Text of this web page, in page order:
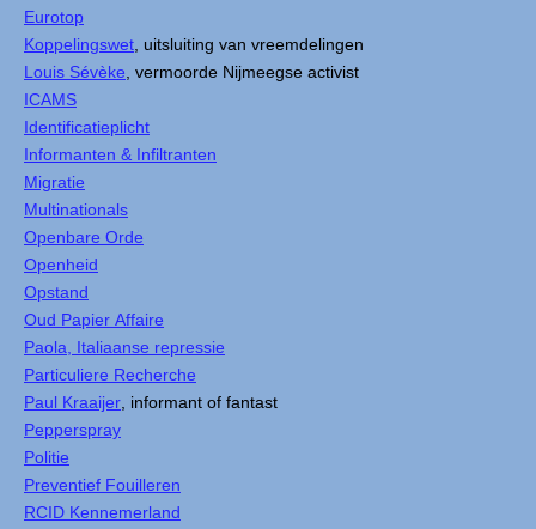
Eurotop
Koppelingswet , uitsluiting van vreemdelingen
Louis Sévèke , vermoorde Nijmeegse activist
ICAMS
Identificatieplicht
Informanten & Infiltranten
Migratie
Multinationals
Openbare Orde
Openheid
Opstand
Oud Papier Affaire
Paola, Italiaanse repressie
Particuliere Recherche
Paul Kraaijer , informant of fantast
Pepperspray
Politie
Preventief Fouilleren
RCID Kennemerland